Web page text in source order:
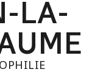
LA-